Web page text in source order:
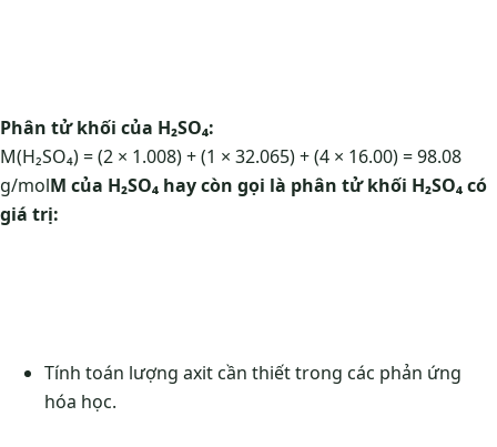
Phân tử khối của H₂SO₄:
M(H₂SO₄) = (2 × 1.008) + (1 × 32.065) + (4 × 16.00) = 98.08
g/molM của H₂SO₄ hay còn gọi là phân tử khối H₂SO₄ có
giá trị:
Tính toán lượng axit cần thiết trong các phản ứng
hóa học.